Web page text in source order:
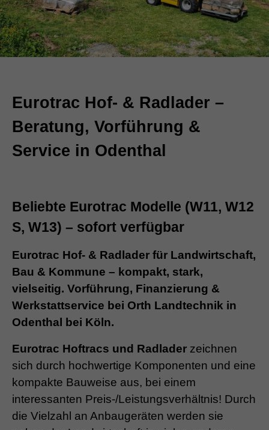
Eurotrac Hof- & Radlader –
Beratung, Vorführung &
Service in Odenthal
Beliebte Eurotrac Modelle (W11, W12
S, W13) – sofort verfügbar
Eurotrac Hof- & Radlader für Landwirtschaft,
Bau & Kommune – kompakt, stark,
vielseitig. Vorführung, Finanzierung &
Werkstattservice bei Orth Landtechnik in
Odenthal bei Köln.
Eurotrac Hoftracs und Radlader zeichnen
sich durch hochwertige Komponenten und eine
kompakte Bauweise aus, bei einem
interessanten Preis-/Leistungsverhältnis! Durch
die Vielzahl an Anbaugeräten werden sie